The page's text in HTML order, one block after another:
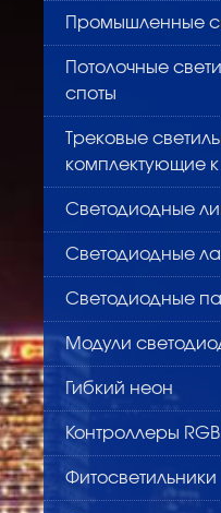
Промышленные
Потолочные
споты
Трековые
комплектующие
Светодиодные
Светодиодные
Светодиодные
Модули
Гибкий неон
Контроллеры RGB
Фитосветильники